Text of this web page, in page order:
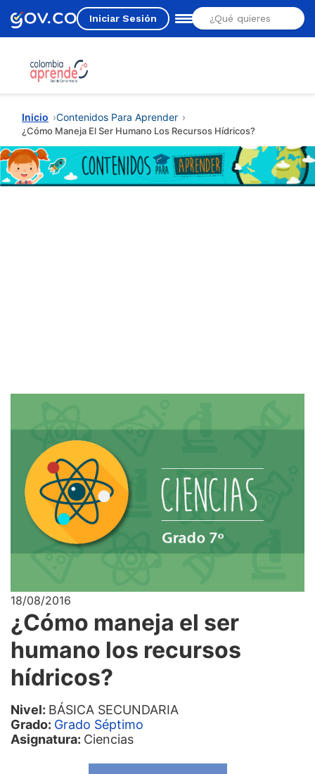
Iniciar Sesión
Estás aquí
Inicio Contenidos Para Aprender
¿Cómo Maneja El Ser Humano Los Recursos Hídricos?
18/08/2016
¿Cómo maneja el ser
humano los recursos
hídricos?
Nivel: BÁSICA SECUNDARIA
Grado: Grado Séptimo
Asignatura: Ciencias